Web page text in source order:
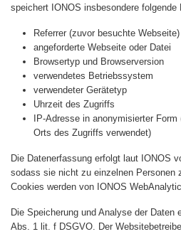
speichert IONOS insbesondere folgende
Referrer (zuvor besuchte Webseite)
angeforderte Webseite oder Datei
Browsertyp und Browserversion
verwendetes Betriebssystem
verwendeter Gerätetyp
Uhrzeit des Zugriffs
IP-Adresse in anonymisierter
Orts des Zugriffs verwendet)
Die Datenerfassung erfolgt laut IONOS
sodass sie nicht zu einzelnen Personen
Cookies werden von IONOS
Die Speicherung und Analyse der Daten
Abs. 1 lit. f DSGVO. Der